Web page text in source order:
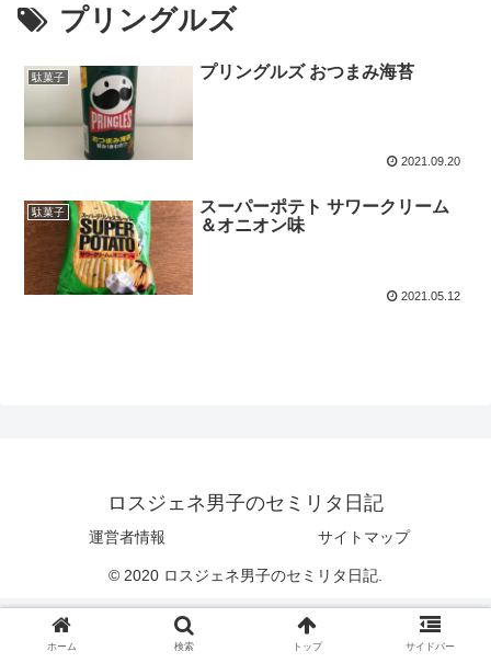
プリングルズ
駄菓子 プリングルズ おつまみ海苔
2021.09.20
駄菓子
スーパーポテト サワークリーム
＆オニオン味
2021.05.12
ロスジェネ男子のセミリタ日記
運営者情報 サイトマップ
© 2020 ロスジェネ男子のセミリタ日記.
ホーム 検索 トップ サイドバー